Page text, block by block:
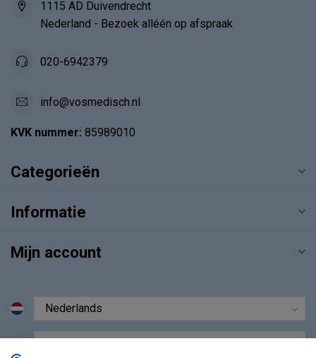
1115 AD Duivendrecht
Nederland - Bezoek alléén op afspraak
020-6942379
info@vosmedisch.nl
KVK nummer: 85989010
Categorieën
Informatie
Mijn account